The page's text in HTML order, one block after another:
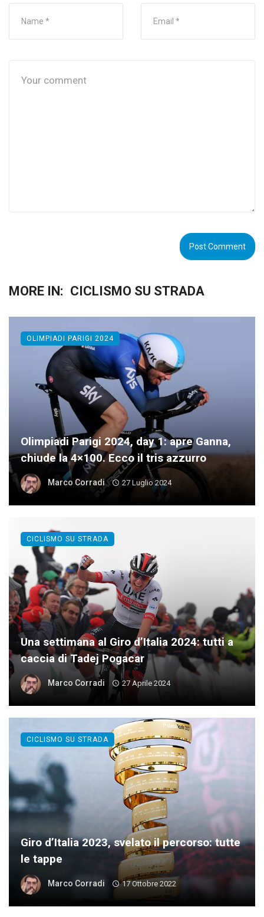
MORE IN: CICLISMO SU STRADA
Olimpiadi Parigi 2024, day 1: apre Ganna,
chiude la 4×100. Ecco il tris azzurro
Marco Corradi 27 Luglio 2024
OLIMPIADI PARIGI 2024
Una settimana al Giro d’Italia 2024: tutti a
caccia di Tadej Pogacar
Marco Corradi 27 Aprile 2024
CICLISMO SU STRADA
Giro d’Italia 2023, svelato il percorso: tutte
le tappe
Marco Corradi 17 Ottobre 2022
CICLISMO SU STRADA